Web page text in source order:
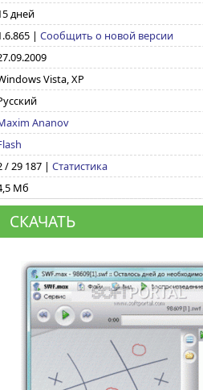
дней
| Сообщить о новой версии
Vista, XP
Ananov
/ 29 187 | Статистика
Мб
СКАЧАТЬ